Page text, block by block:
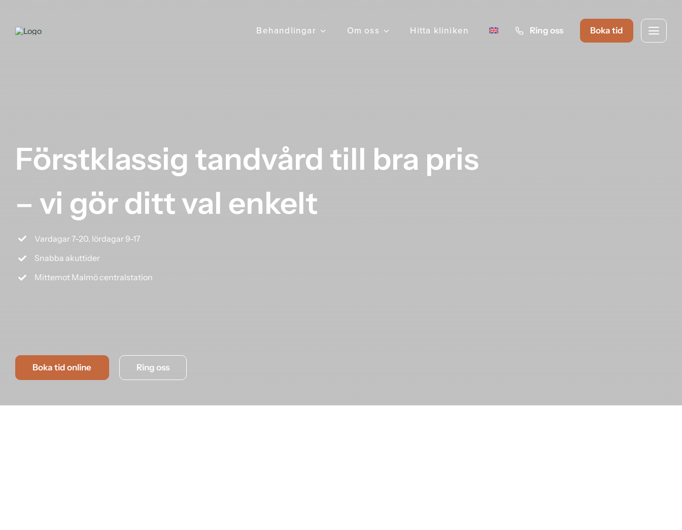
innehållet
Behandlingar Om oss Hitta kliniken Ring oss Boka tid
Förstklassig tandvård till bra pris
– vi gör ditt val enkelt
Vardagar 7-20, lördagar 9-17
Snabba akuttider
Mittemot Malmö centralstation
Boka tid online Ring oss